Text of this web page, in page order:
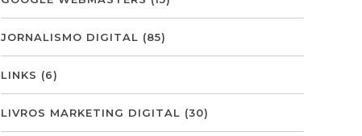
JORNALISMO DIGITAL (85)
LINKS (6)
LIVROS MARKETING DIGITAL (30)